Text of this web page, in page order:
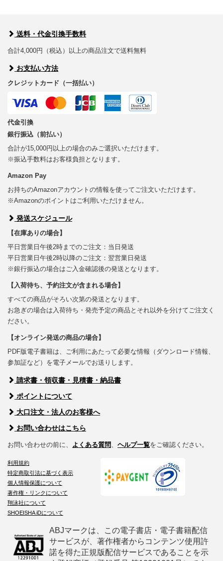
送料・代金引換手数料
合計4,000円（税込）以上の商品注文で送料無料
お支払い方法
クレジットカード（一括払い）
代金引換
銀行振込（前払い）
合計が15,000円以上の場合のみご選択いただけます。
※振込手数料はお客様負担となります。
Amazon Pay
お持ちのAmazonアカウントの情報を使ってご注文いただけます。
※Amazonのポイントはご利用いただけません。
発送スケジュール
【在庫ありの場合】
平日営業日午後2時までのご注文：当日発送
平日営業日午後2時以降のご注文：翌営業日発送
※銀行振込の場合はご入金確認後の発送となります。
【入荷待ち、予約注文が含まれる場合】
すべての商品がそろい次第の発送となります。
お急ぎの場合は入荷待ち・発売予定の商品とそれ以外を分けてご注文く
ださい。
【オンライン発送の商品の場合】
PDF版電子書籍は、ご利用にあたって必要な情報（ダウンロード情報、
参加証など）を電子メールでお送りします。
請求書・領収書・見積書・納品書
ポイントについて
大口注文・法人のお客様へ
お問い合わせはこちら
お問い合わせの前に、 よくある質問 ヘルプ一覧をご確認ください。
利用規約
特定商取引法に基づく表示
個人情報保護について
著作権・リンクについて
翔泳社について
SHOEISHA iDについて
ABJマークは、この電子書店・電子書籍配信
サービスが、著作権者からコンテンツ使用許
諾を得た正規版配信サービスであることを示